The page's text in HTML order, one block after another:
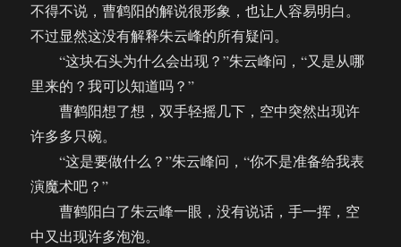
不得不说，曹鹤阳的解说很形象，也让人容易明白。
不过显然这没有解释朱云峰的所有疑问。
“这块石头为什么会出现？”朱云峰问，“又是从哪
里来的？我可以知道吗？”
曹鹤阳想了想，双手轻摇几下，空中突然出现许
许多多只碗。
“这是要做什么？”朱云峰问，“你不是准备给我表
演魔术吧？”
曹鹤阳白了朱云峰一眼，没有说话，手一挥，空
中又出现许多泡泡。